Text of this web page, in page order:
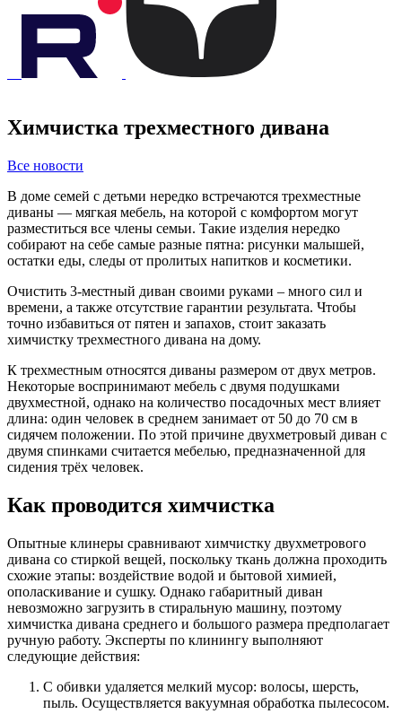
Химчистка трехместного дивана
Все новости
В доме семей с детьми нередко встречаются трехместные
диваны — мягкая мебель, на которой с комфортом могут
разместиться все члены семьи. Такие изделия нередко
собирают на себе самые разные пятна: рисунки малышей,
остатки еды, следы от пролитых напитков и косметики.
Очистить 3-местный диван своими руками – много сил и
времени, а также отсутствие гарантии результата. Чтобы
точно избавиться от пятен и запахов, стоит заказать
химчистку трехместного дивана на дому.
К трехместным относятся диваны размером от двух метров.
Некоторые воспринимают мебель с двумя подушками
двухместной, однако на количество посадочных мест влияет
длина: один человек в среднем занимает от 50 до 70 см в
сидячем положении. По этой причине двухметровый диван с
двумя спинками считается мебелью, предназначенной для
сидения трёх человек.
Как проводится химчистка
Опытные клинеры сравнивают химчистку двухметрового
дивана со стиркой вещей, поскольку ткань должна проходить
схожие этапы: воздействие водой и бытовой химией,
ополаскивание и сушку. Однако габаритный диван
невозможно загрузить в стиральную машину, поэтому
химчистка дивана среднего и большого размера предполагает
ручную работу. Эксперты по клинингу выполняют
следующие действия:
С обивки удаляется мелкий мусор: волосы, шерсть,
пыль. Осуществляется вакуумная обработка пылесосом.